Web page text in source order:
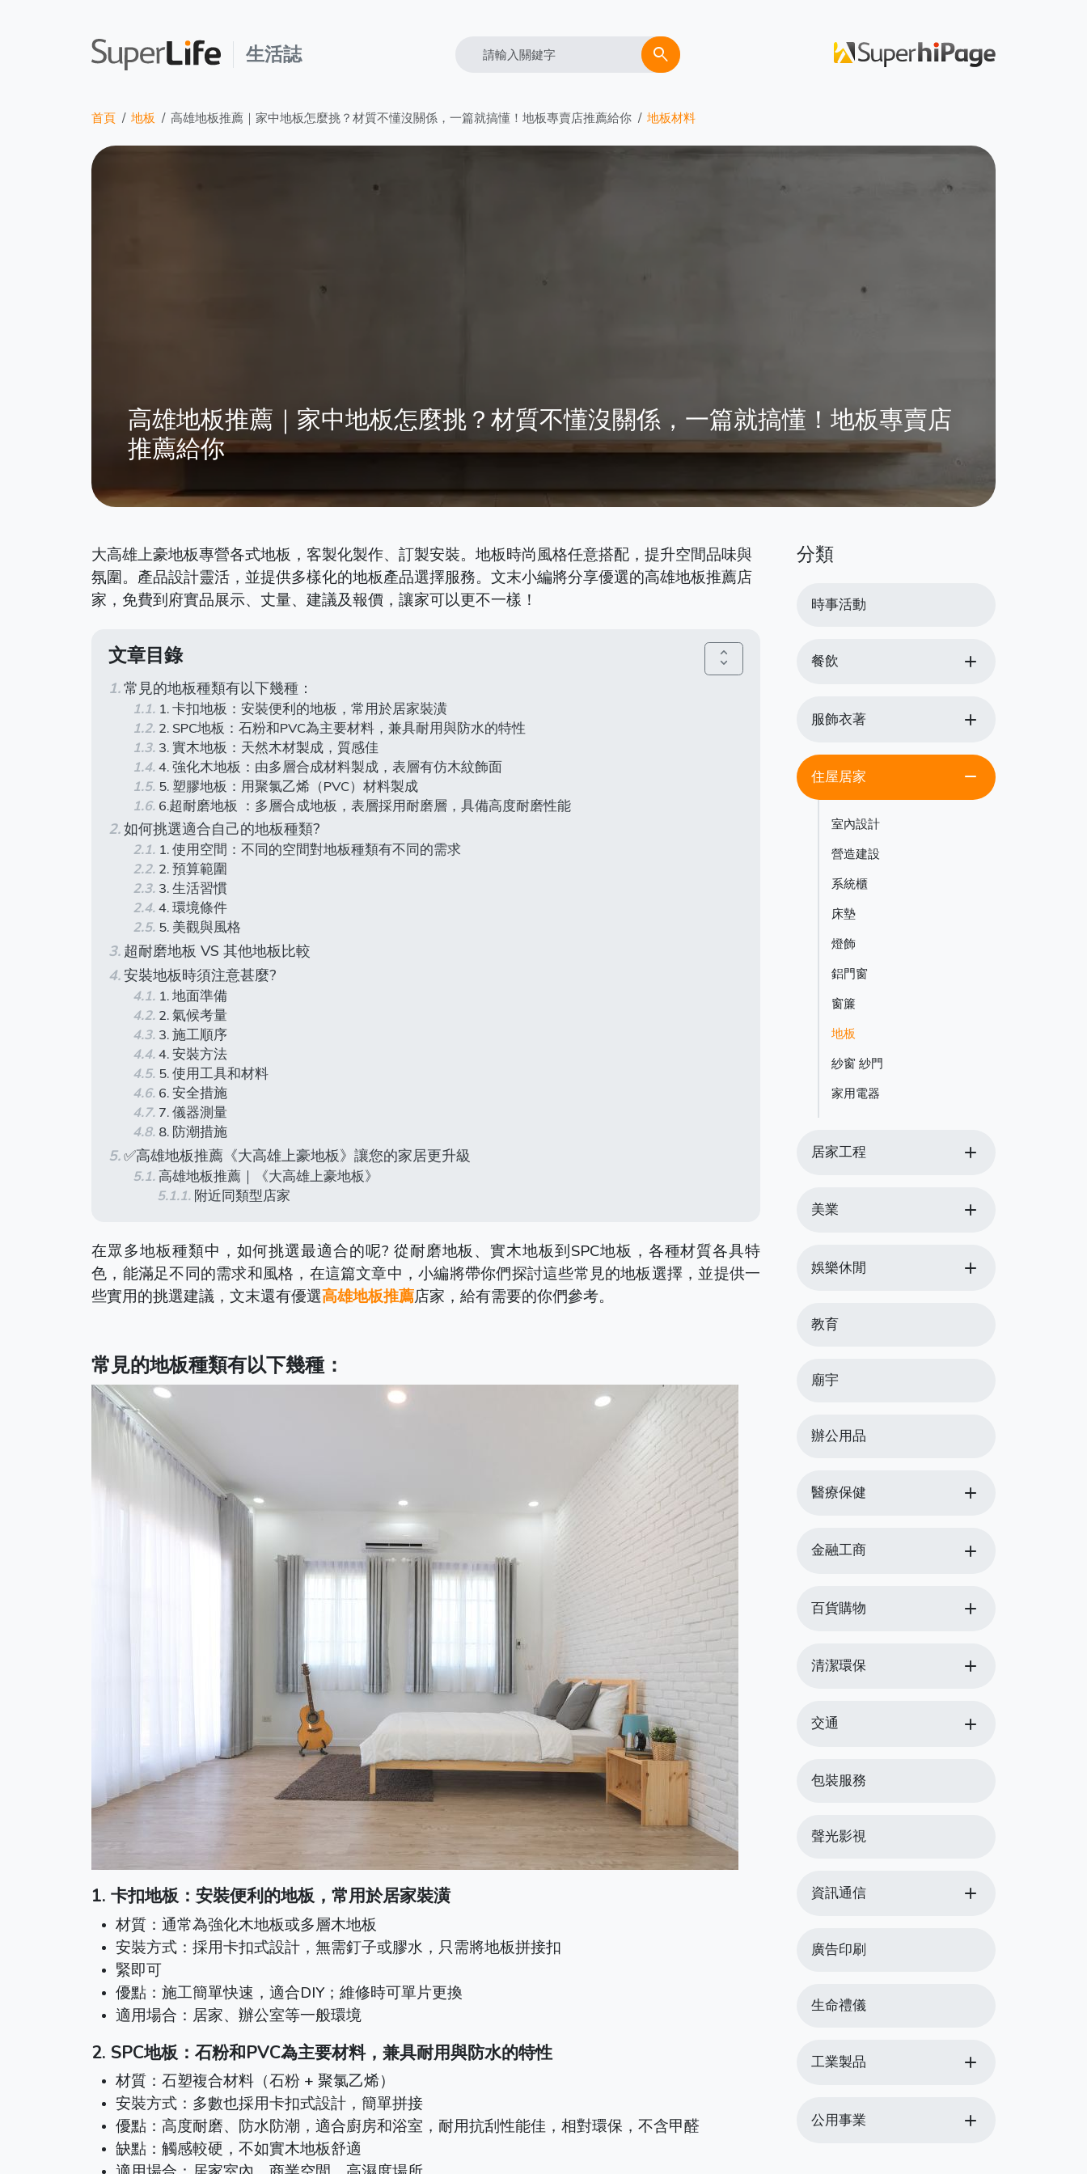
生活誌 Search search
首頁 地板 高雄地板推薦｜家中地板怎麼挑？材質不懂沒關係，一篇就搞懂！地板專賣店推薦給你 地板材料
高雄地板推薦｜家中地板怎麼挑？材質不懂沒關係，一篇就搞懂！地板專賣店
推薦給你
大高雄上豪地板專營各式地板，客製化製作、訂製安裝。地板時尚風格任意搭配，提升空間品味與
氛圍。產品設計靈活，並提供多樣化的地板產品選擇服務。文末小編將分享優選的高雄地板推薦店
家，免費到府實品展示、丈量、建議及報價，讓家可以更不一樣！
文章目錄 unfold_more
常見的地板種類有以下幾種：
1. 卡扣地板：安裝便利的地板，常用於居家裝潢
2. SPC地板：石粉和PVC為主要材料，兼具耐用與防水的特性
3. 實木地板：天然木材製成，質感佳
4. 強化木地板：由多層合成材料製成，表層有仿木紋飾面
5. 塑膠地板：用聚氯乙烯（PVC）材料製成
6.超耐磨地板 ：多層合成地板，表層採用耐磨層，具備高度耐磨性能
如何挑選適合自己的地板種類?
1. 使用空間：不同的空間對地板種類有不同的需求
2. 預算範圍
3. 生活習慣
4. 環境條件
5. 美觀與風格
超耐磨地板 VS 其他地板比較
安裝地板時須注意甚麼?
1. 地面準備
2. 氣候考量
3. 施工順序
4. 安裝方法
5. 使用工具和材料
6. 安全措施
7. 儀器測量
8. 防潮措施
✅高雄地板推薦《大高雄上豪地板》讓您的家居更升級
高雄地板推薦｜《大高雄上豪地板》
附近同類型店家
在眾多地板種類中，如何挑選最適合的呢? 從耐磨地板、實木地板到SPC地板，各種材質各具特
色，能滿足不同的需求和風格， 在這篇文章中，小編將帶你們探討這些常見的地板選擇，並提供一
些實用的挑選建議，文末還有優選高雄地板推薦店家，給有需要的你們參考。
常見的地板種類有以下幾種：
1. 卡扣地板：安裝便利的地板，常用於居家裝潢
材質：通常為強化木地板或多層木地板
安裝方式：採用卡扣式設計，無需釘子或膠水，只需將地板拼接扣
緊即可
優點：施工簡單快速，適合DIY；維修時可單片更換
適用場合：居家、辦公室等一般環境
2. SPC地板：石粉和PVC為主要材料，兼具耐用與防水的特性
材質：石塑複合材料（石粉 + 聚氯乙烯）
安裝方式：多數也採用卡扣式設計，簡單拼接
優點：高度耐磨、防水防潮，適合廚房和浴室，耐用抗刮性能佳，相對環保，不含甲醛
缺點：觸感較硬，不如實木地板舒適
分類
時事活動
餐飲 add
服飾衣著 add
住屋居家 remove
室內設計
營造建設
系統櫃
床墊
燈飾
鋁門窗
窗簾
地板
紗窗 紗門
家用電器
居家工程 add
美業 add
娛樂休閒 add
教育
廟宇
辦公用品
醫療保健 add
金融工商 add
百貨購物 add
清潔環保 add
交通 add
包裝服務
聲光影視
資訊通信 add
廣告印刷
生命禮儀
工業製品 add
公用事業 add